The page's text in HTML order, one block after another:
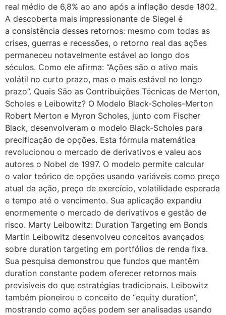
real médio de 6,8% ao ano após a inflação desde 1802.
A descoberta mais impressionante de Siegel é
a consistência desses retornos: mesmo com todas as
crises, guerras e recessões, o retorno real das ações
permaneceu notavelmente estável ao longo dos
séculos. Como ele afirma: “Ações são o ativo mais
volátil no curto prazo, mas o mais estável no longo
prazo”. Quais São as Contribuições Técnicas de Merton,
Scholes e Leibowitz? O Modelo Black-Scholes-Merton
Robert Merton e Myron Scholes, junto com Fischer
Black, desenvolveram o modelo Black-Scholes para
precificação de opções. Esta fórmula matemática
revolucionou o mercado de derivativos e valeu aos
autores o Nobel de 1997. O modelo permite calcular
o valor teórico de opções usando variáveis como preço
atual da ação, preço de exercício, volatilidade esperada
e tempo até o vencimento. Sua aplicação expandiu
enormemente o mercado de derivativos e gestão de
risco. Marty Leibowitz: Duration Targeting em Bonds
Martin Leibowitz desenvolveu conceitos avançados
sobre duration targeting em portfólios de renda fixa.
Sua pesquisa demonstrou que fundos que mantêm
duration constante podem oferecer retornos mais
previsíveis do que estratégias tradicionais. Leibowitz
também pioneirou o conceito de “equity duration”,
mostrando como ações podem ser analisadas usando